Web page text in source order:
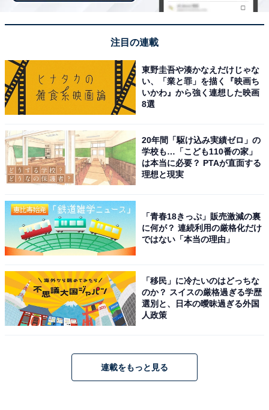
はなく……
一方で、洋子さんがうらやむ「結婚して子持ち」のアラ
「もし早くに結婚していなかったら……という気持ちは
どこかにある」
こう話すのは、清香さん（仮名／28歳）だ。彼女は24歳
の時に結婚して出産をし、現在は2人の子どもを育てる
母親だ。
した。現在はパート勤めで主婦。独身の同級生たちが夜
遅くまで飲みに行っていたり、仕事でキャリアを積んで
注目の連載
東野圭吾や湊かなえだけじゃな
い、「業と罪」を描く『映画ち
いかわ』から強く連想した映画
8選
20年間「駆け込み実績ゼロ」の
学校も…「こども110番の家」
は本当に必要？ PTAが直面する
理想と現実
「青春18きっぷ」販売激減の裏
に何が？ 連続利用の厳格化だけ
ではない「本当の理由」
「移民」に冷たいのはどっちな
のか？ スイスの厳格過ぎる学歴
選別と、日本の曖昧過ぎる外国
人政策
連載をもっと見る